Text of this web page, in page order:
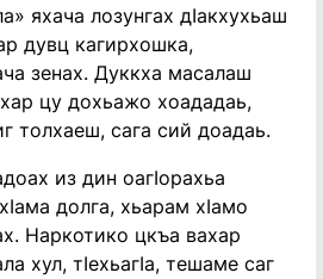
яхача лозунгах дIакхухьаш
дувц кагирхошка,
зенах. Дуккха масалаш
цу дохьажо хоададаь,
толхаеш, сага сий доадаь.
из дин оагIорахьа
долга, хьарам хIамо
Наркотико цкъа вахар
хул, тIехьагIа, тешаме саг